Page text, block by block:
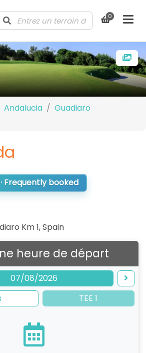
0
Andalucia
Guadiaro
Frequently booked
Km 1,Spain
heure de départ
07/08/2026
TEE 1